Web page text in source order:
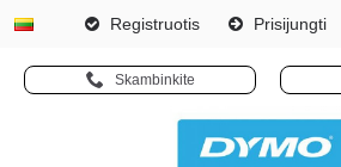
Registruotis Prisijungti
Skambinkite